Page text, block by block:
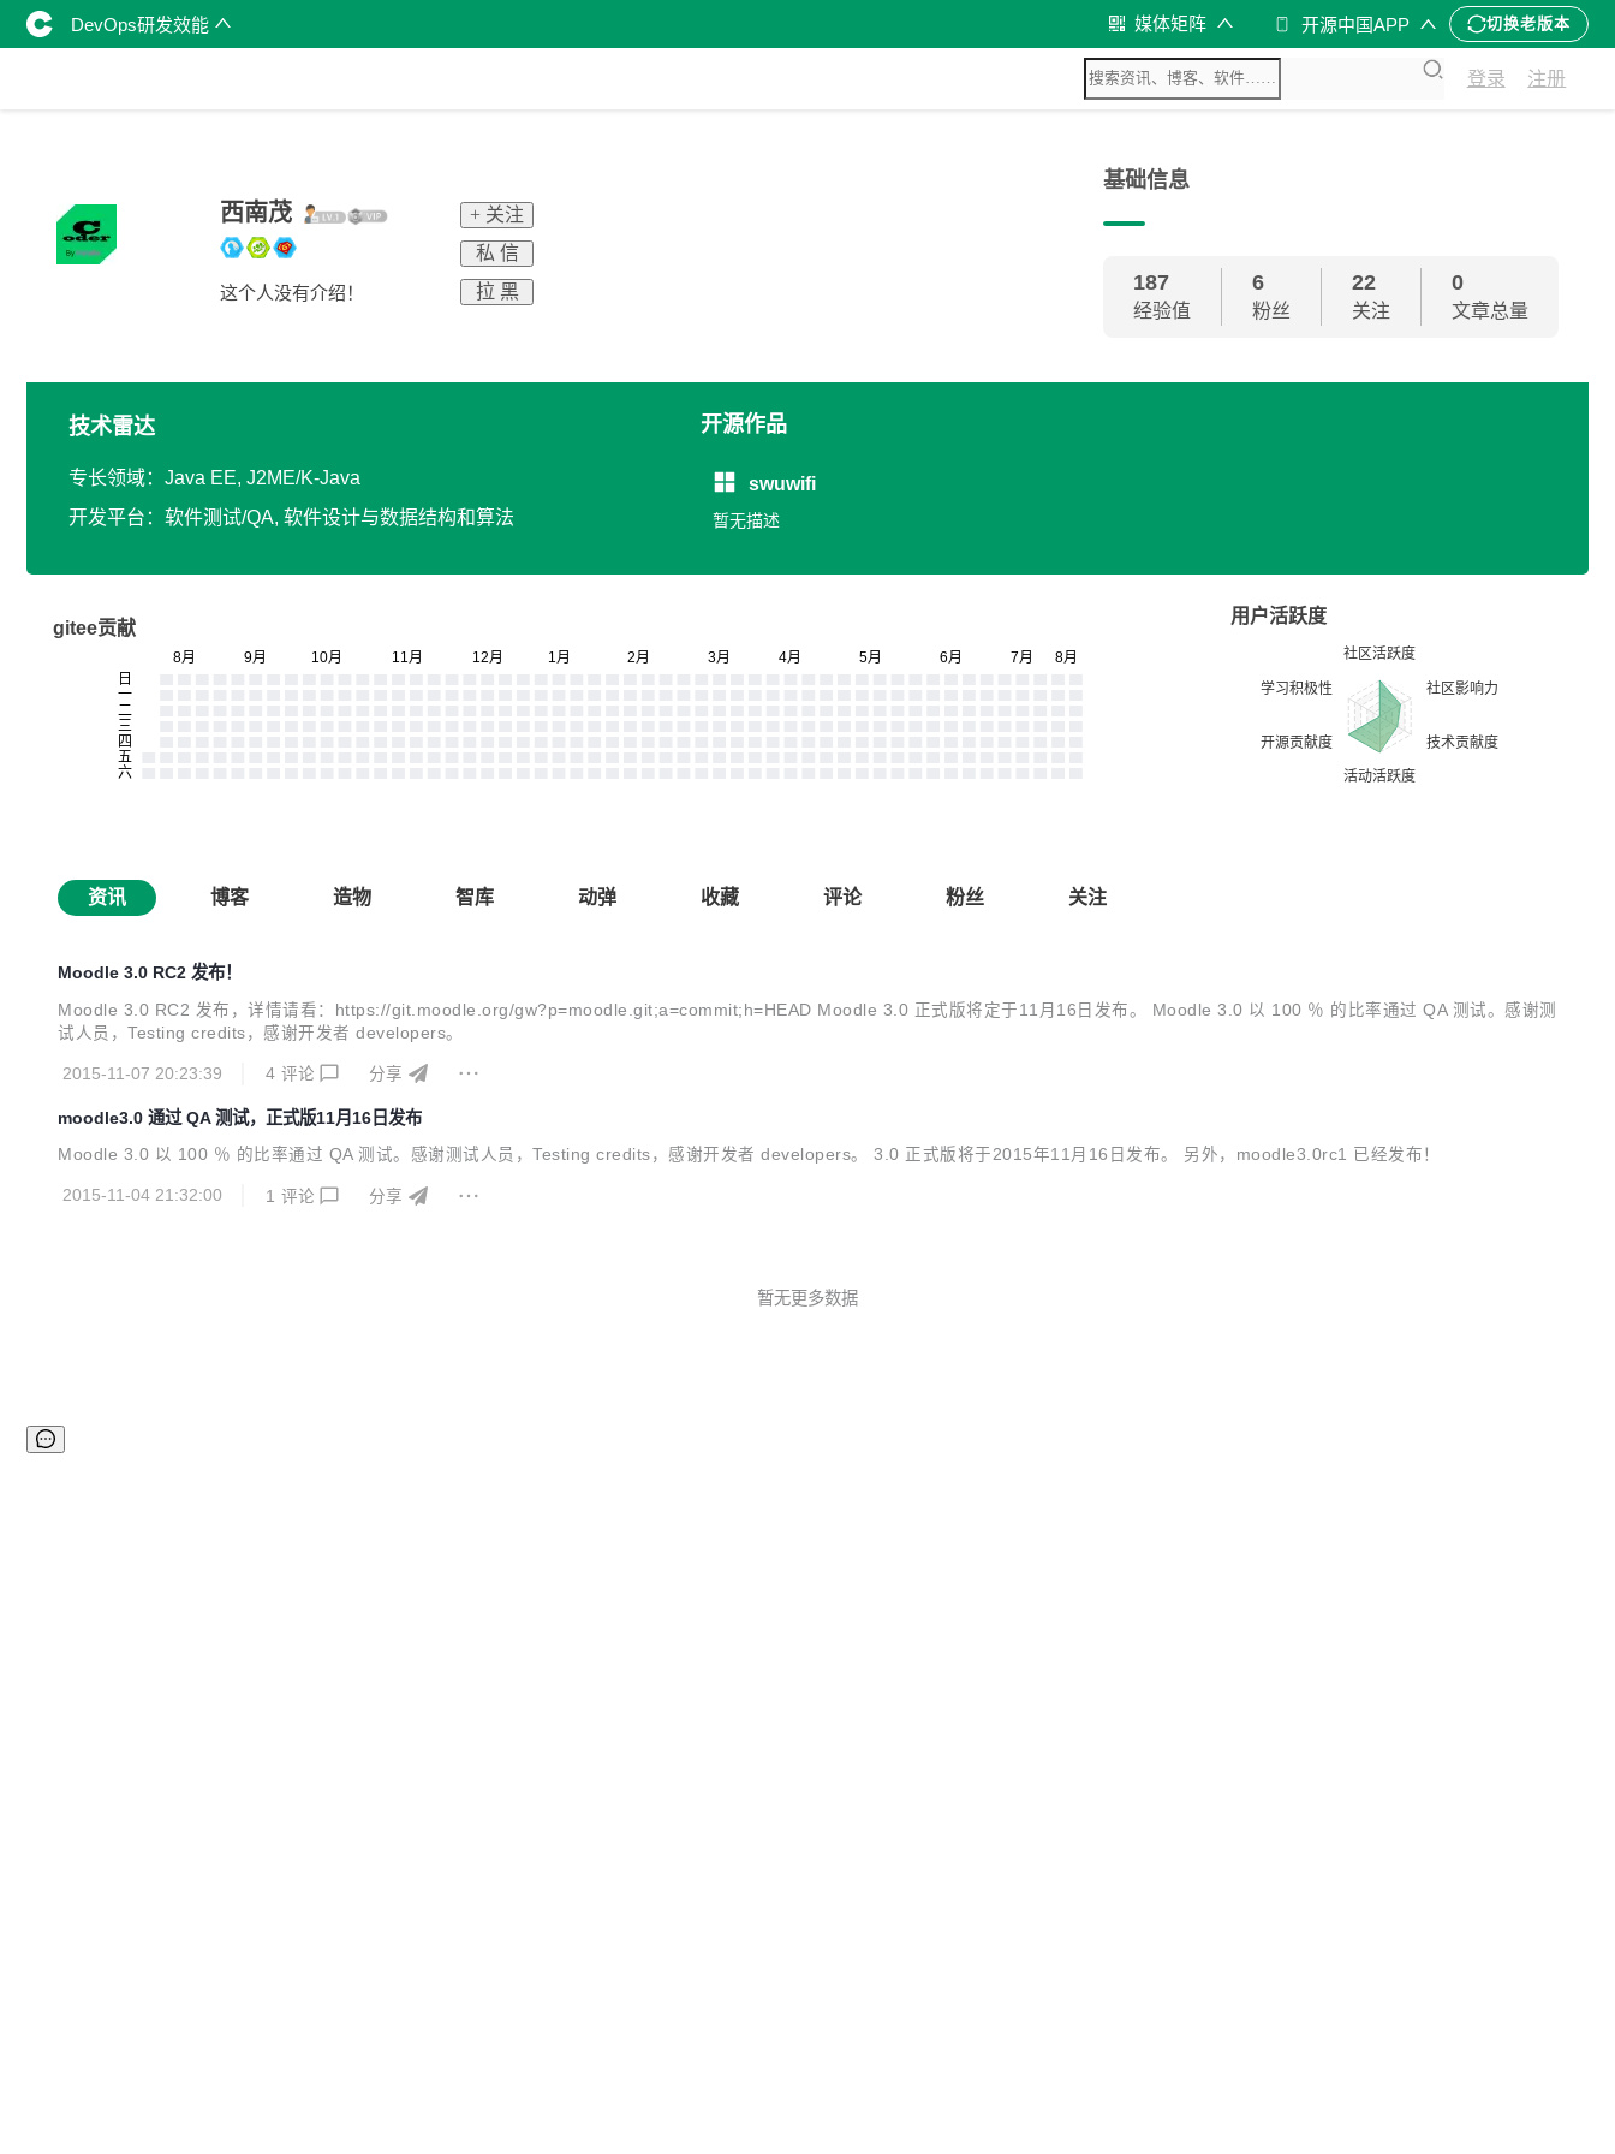
DevOps研发效能 媒体矩阵 开源中国APP 切换老版本
登录 注册
西南茂
这个人没有介绍！
+ 关注
私 信
拉 黑
基础信息
187
经验值
6
粉丝
22
关注
0
文章总量
技术雷达
专长领域：Java EE, J2ME/K-Java
开发平台：软件测试/QA, 软件设计与数据结构和算法
开源作品
swuwifi
暂无描述
gitee贡献
用户活跃度
资讯 博客 造物 智库 动弹 收藏 评论 粉丝 关注
Moodle 3.0 RC2 发布！
Moodle 3.0 RC2 发布，详情请看：https://git.moodle.org/gw?p=moodle.git;a=commit;h=HEAD Moodle 3.0 正式版将定于11月16日发布。 Moodle 3.0 以 100 ％ 的比率通过 QA 测试。感谢测
试人员，Testing credits，感谢开发者 developers。
2015-11-07 20:23:39 4 评论 分享
moodle3.0 通过 QA 测试，正式版11月16日发布
Moodle 3.0 以 100 ％ 的比率通过 QA 测试。感谢测试人员，Testing credits，感谢开发者 developers。 3.0 正式版将于2015年11月16日发布。 另外，moodle3.0rc1 已经发布！
2015-11-04 21:32:00 1 评论 分享
暂无更多数据